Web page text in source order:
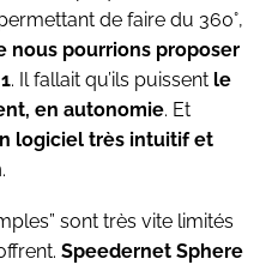
de faire du 360°,
nous pourrions proposer
. Il fallait qu’ils puissent le
en autonomie. Et
logiciel très intuitif et
.
sont très vite limités
Speedernet Sphere